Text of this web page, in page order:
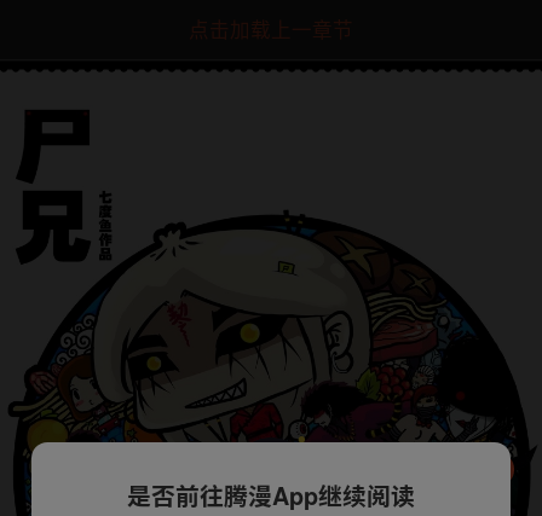
点击加载上一章节
是否前往腾漫App继续阅读